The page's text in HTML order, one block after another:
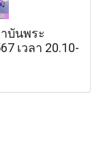
บันพระ
เวลา 20.10-